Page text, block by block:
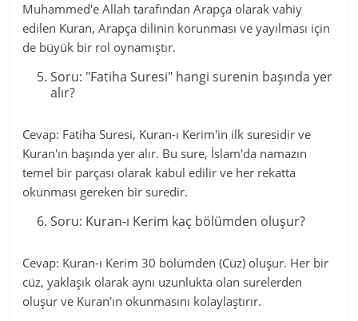
Muhammed'e Allah tarafından Arapça olarak vahiy
edilen Kuran, Arapça dilinin korunması ve yayılması için
de büyük bir rol oynamıştır.
Soru: "Fatiha Suresi" hangi surenin başında yer
alır?
Cevap: Fatiha Suresi, Kuran-ı Kerim'in ilk suresidir ve
Kuran'ın başında yer alır. Bu sure, İslam'da namazın
temel bir parçası olarak kabul edilir ve her rekatta
okunması gereken bir suredir.
Soru: Kuran-ı Kerim kaç bölümden oluşur?
Cevap: Kuran-ı Kerim 30 bölümden (Cüz) oluşur. Her bir
cüz, yaklaşık olarak aynı uzunlukta olan surelerden
oluşur ve Kuran'ın okunmasını kolaylaştırır.